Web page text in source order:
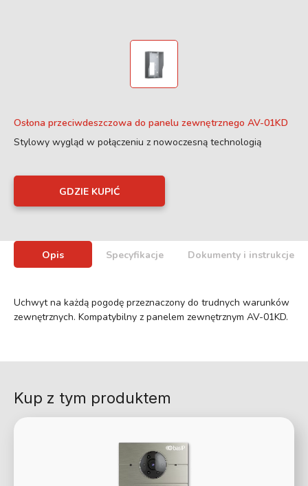
Osłona przeciwdeszczowa do panelu zewnętrznego AV-01KD
Stylowy wygląd w połączeniu z nowoczesną technologią
GDZIE KUPIĆ
Opis Specyfikacje Dokumenty i instrukcje
Uchwyt na każdą pogodę przeznaczony do trudnych warunków
zewnętrznych. Kompatybilny z panelem zewnętrznym AV-01KD.
Kup z tym produktem